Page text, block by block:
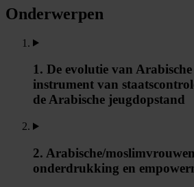
Onderwerpen
1. De evolutie van
instrument van
de Arabische jeugdopstand
2. Arabische/
onderdrukking en